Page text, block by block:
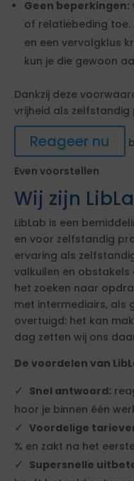
Geen beperkingen:
of relatiebeding
en een vervolgklus
kun je die gewoon
Dankzij deze
vrijheid als
Reageer nu
Even voorstellen
Wij zijn
LibLab is een
en voor zelfstandig
ervaring als
valkuilen en
het zoeken naar
met intermediairs, als
overtuigd: het kan
dag zetten wij ons
De voordelen van
Snel antwoord:
hoor je binnen één
Voordelige
% en zakt na het
Supersnelle